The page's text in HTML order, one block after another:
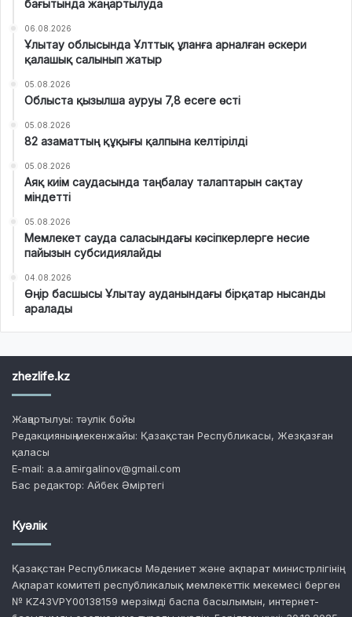
бағытында жаңартылуда
06.08.2026
Ұлытау облысында Ұлттық ұланға арналған әскери
қалашық салынып жатыр
05.08.2026
Облыста қызылша ауруы 7,8 есеге өсті
05.08.2026
82 азаматтың құқығы қалпына келтірілді
05.08.2026
Аяқ киім саудасында таңбалау талаптарын сақтау
міндетті
05.08.2026
Мемлекет сауда саласындағы кәсіпкерлерге несие
пайызын субсидиялайды
04.08.2026
Өңір басшысы Ұлытау ауданындағы бірқатар нысанды
аралады
zhezlife.kz
Жаңартылуы: тәулік бойы
Редакцияның мекенжайы: Қазақстан Республикасы, Жезқазған
қаласы
E-mail: a.a.amirgalinov@gmail.com
Бас редактор: Айбек Әміртегі
Куәлік
Қазақстан Республикасы Мәдениет және ақпарат министрлігінің
Ақпарат комитеті республикалық мемлекеттік мекемесі берген
№ KZ43VPY00138159 мерзімді баспа басылымын, интернет-